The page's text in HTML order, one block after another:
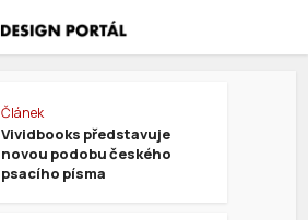
Článek
Vividbooks představuje
novou podobu českého
psacího písma